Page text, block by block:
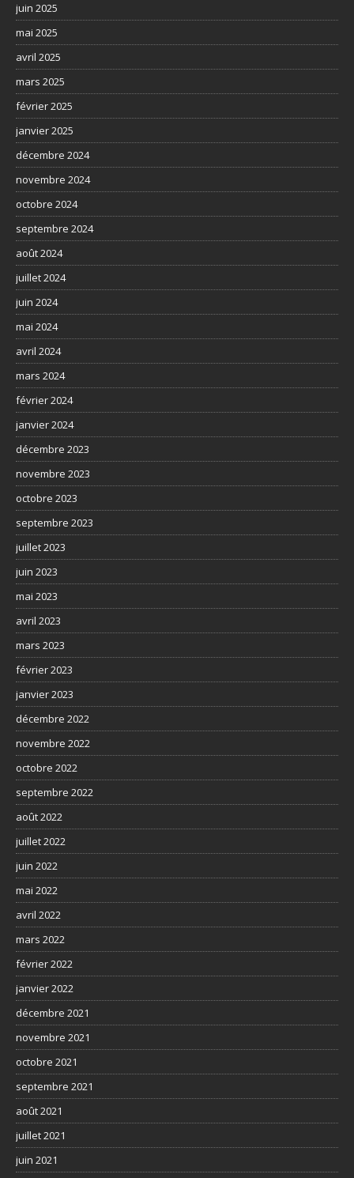
juin 2025
mai 2025
avril 2025
mars 2025
février 2025
janvier 2025
décembre 2024
novembre 2024
octobre 2024
septembre 2024
août 2024
juillet 2024
juin 2024
mai 2024
avril 2024
mars 2024
février 2024
janvier 2024
décembre 2023
novembre 2023
octobre 2023
septembre 2023
juillet 2023
juin 2023
mai 2023
avril 2023
mars 2023
février 2023
janvier 2023
décembre 2022
novembre 2022
octobre 2022
septembre 2022
août 2022
juillet 2022
juin 2022
mai 2022
avril 2022
mars 2022
février 2022
janvier 2022
décembre 2021
novembre 2021
octobre 2021
septembre 2021
août 2021
juillet 2021
juin 2021